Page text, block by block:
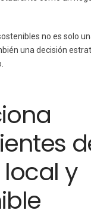
no es solo
una decisión
y